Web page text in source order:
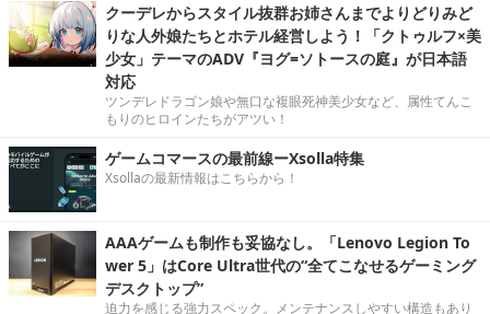
クーデレからスタイル抜群お姉さんまでよりどりみど
りな人外娘たちとホテル経営しよう！「クトゥルフ×美
少女」テーマのADV『ヨグ=ソトースの庭』が日本語
対応
ツンデレドラゴン娘や無口な複眼死神美少女など、属性てんこ
もりのヒロインたちがアツい！
ゲームコマースの最前線ーXsolla特集
Xsollaの最新情報はこちらから！
AAAゲームも制作も妥協なし。「Lenovo Legion To
wer 5」はCore Ultra世代の“全てこなせるゲーミング
デスクトップ”
迫力を感じる強力スペック。メンテナンスしやすい構造もあり